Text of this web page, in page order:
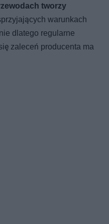
tworzy
warunkach
dlatego regularne
zaleceń producenta ma